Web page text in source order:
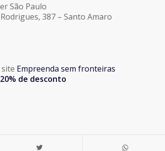
São Paulo
387 – Santo Amaro
Empreenda sem fronteiras
de desconto